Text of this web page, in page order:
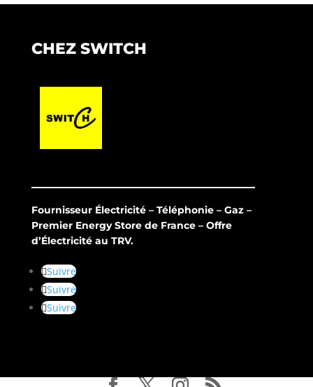
CHEZ SWITCH
Fournisseur Électricité – Téléphonie – Gaz –
Premier Energy Store de France – Offre
d’Électricité au TRV.
Suivre
Suivre
Suivre